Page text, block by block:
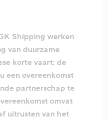
Shipping werken
van duurzame
korte vaart: de
een overeenkomst
partnerschap te
omvat
uitrusten van het